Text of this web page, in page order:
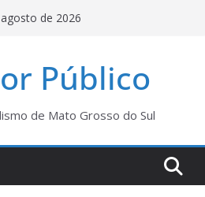
de 2026
Público
de Mato Grosso do Sul